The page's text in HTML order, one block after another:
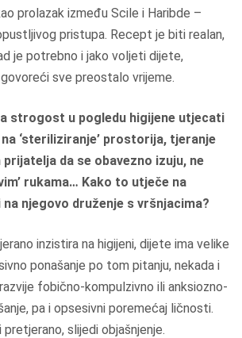
prolazak između Scile i Haribde –
pristupa. Recept je biti realan,
je potrebno i jako voljeti dijete,
sve preostalo vrijeme.
strogost u pogledu higijene utjecati
‘steriliziranje’ prostorija, tjeranje
da se obavezno izuju, ne
rukama… Kako to utječe na
njegovo druženje s vršnjacima?
inzistira na higijeni, dijete ima velike
ponašanje po tom pitanju, nekada i
fobično-kompulzivno ili anksiozno-
pa i opsesivni poremećaj ličnosti.
slijedi objašnjenje.